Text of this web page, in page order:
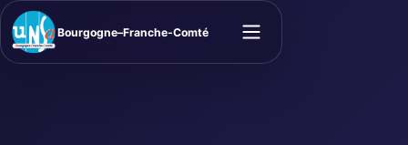
Bourgogne–Franche-Comté
Ouvrir le menu